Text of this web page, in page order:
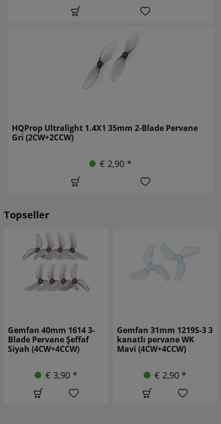
HQProp Ultralight 1.4X1 35mm 2-Blade Pervane
Gri (2CW+2CCW)
€ 2,90 *
Topseller
Gemfan 31mm 1219S-3 3
kanatlı pervane WK
Mavi (4CW+4CCW)
€ 2,90 *
Gemfan Hurricane 2520-
3 2,5 inç 3 kanatlı
pervane Whisky